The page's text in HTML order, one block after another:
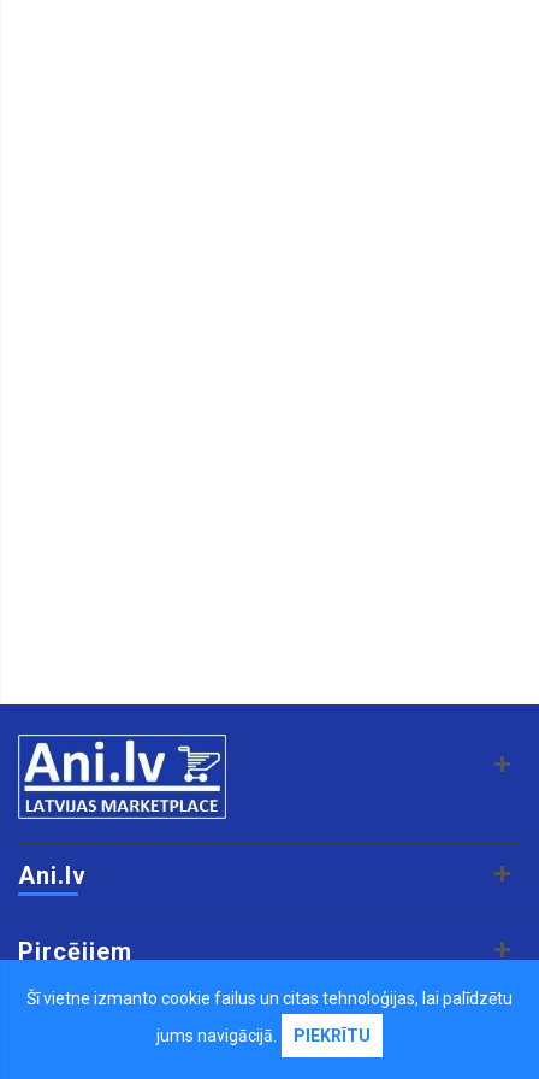
Ani.lv
Pircējiem
Pārdevējiem
Šī vietne izmanto cookie failus un citas tehnoloģijas, lai palīdzētu
jums navigācijā.
PIEKRĪTU